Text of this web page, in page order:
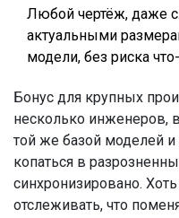
Любой чертёж, даже
актуальными
модели, без риска
Бонус для крупных
несколько инженеров,
той же базой моделей
копаться в
синхронизировано.
отслеживать, что